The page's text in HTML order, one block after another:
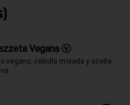
Vegana Ⓥ
vegano, cebolla morada y aceite